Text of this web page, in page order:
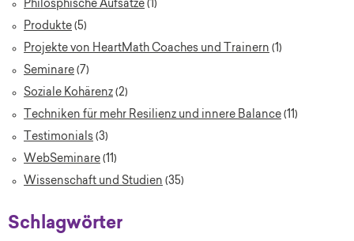
Philosphische Aufsätze (1)
Produkte (5)
Projekte von HeartMath Coaches und Trainern (1)
Seminare (7)
Soziale Kohärenz (2)
Techniken für mehr Resilienz und innere Balance (11)
Testimonials (3)
WebSeminare (11)
Wissenschaft und Studien (35)
Schlagwörter